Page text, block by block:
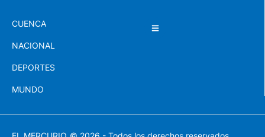
CUENCA
NACIONAL
DEPORTES
MUNDO